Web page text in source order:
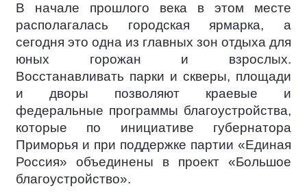
В начале прошлого века в этом месте
располагалась городская ярмарка, а
сегодня это одна из главных зон отдыха для
юных горожан и взрослых.
Восстанавливать парки и скверы, площади
и дворы позволяют краевые и
федеральные программы благоустройства,
которые по инициативе губернатора
Приморья и при поддержке партии «Единая
Россия» объединены в проект «Большое
благоустройство».